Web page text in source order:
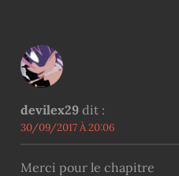
devilex29 dit :
30/09/2017 À 20:06
Merci pour le chapitre